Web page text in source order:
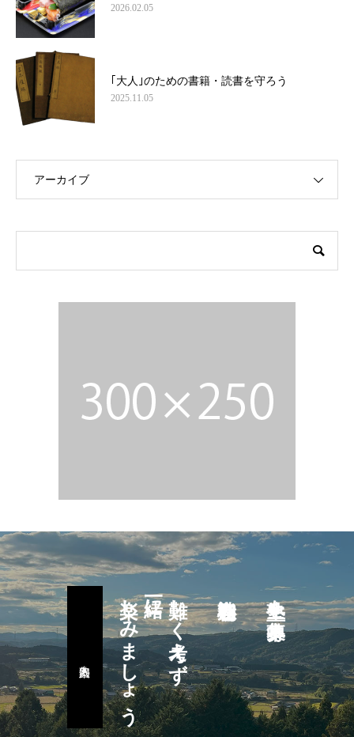
2026.02.05
｢大人｣のための書籍・読書を守ろう
2025.11.05
アーカイブ
塾生を募集中
難しく考えず
一緒に
楽しみましょう